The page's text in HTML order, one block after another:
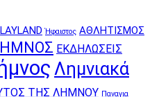
Ήφαιστος ΑΘΛΗΤΙΣΜΟΣ
ΕΚΔΗΛΩΣΕΙΣ
Λημνιακά
ΤΗΣ ΛΗΜΝΟΥ Παναγια